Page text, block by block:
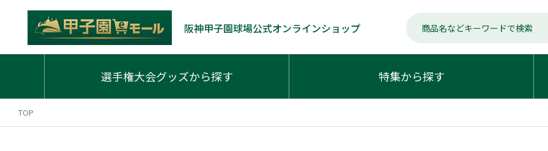
阪神甲子園球場公式オンラインショップ
選手権大会グッズから探す 特集から探す
TOP